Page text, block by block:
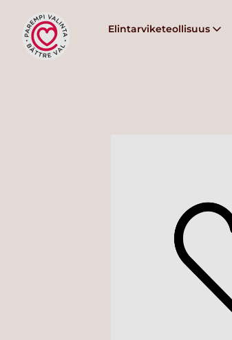
Elintarviketeollisuus